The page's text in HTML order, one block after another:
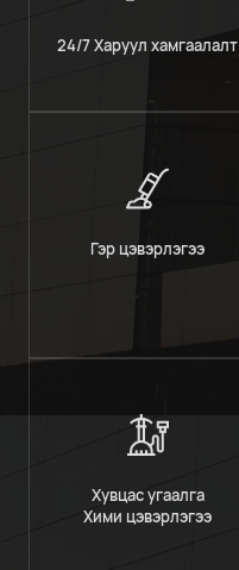
24/7 Харуул хамгаалалт
Гэр цэвэрлэгээ
Хувцас угаалга
Хими цэвэрлэгээ